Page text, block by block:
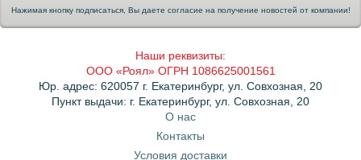
Нажимая кнопку подписаться, Вы даете согласие на получение новостей от компании!
Наши реквизиты:
ООО «Роял» ОГРН 1086625001561
Юр. адрес: 620057 г. Екатеринбург, ул. Совхозная, 20
Пункт выдачи: г. Екатеринбург, ул. Совхозная, 20
О нас
Контакты
Условия доставки